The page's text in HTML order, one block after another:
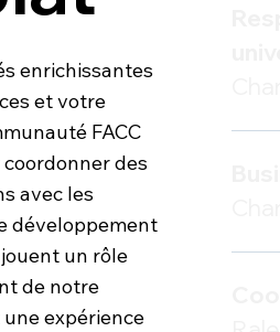
enrichissantes
et votre
FACC
des
avec les
développement
un rôle
de notre
expérience